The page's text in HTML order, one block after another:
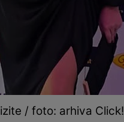
/ foto: arhiva Click!